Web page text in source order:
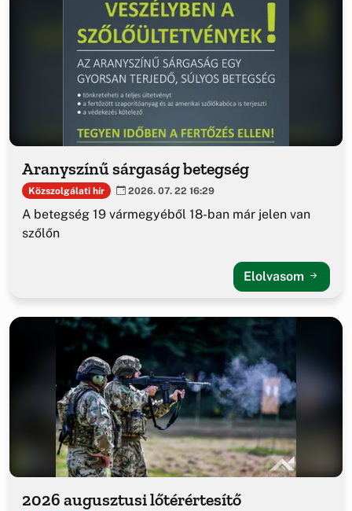
Aranyszínű sárgaság betegség
Közszolgálati hír 2026. 07. 22 16:29
A betegség 19 vármegyéből 18-ban már jelen van
szőlőn
Elolvasom
2026 augusztusi lőtérértesítő